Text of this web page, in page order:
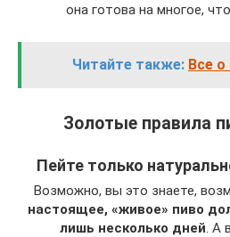
она готова на многое,
Читайте также: Все о
Золотые правила
Пейте только
Возможно, вы это знаете,
настоящее, «живое» пиво
лишь несколько дней. А